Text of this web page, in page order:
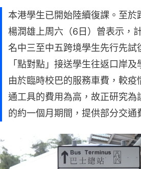
本港學生已開始陸續復課。至於
楊潤雄上周六（6日）曾表示，
名中三至中五跨境學生先行先試
「點對點」接送學生往返口岸及
由於臨時校巴的服務車費，較疫
通工具的費用為高，故正研究為
的約一個月期間，提供部分交通